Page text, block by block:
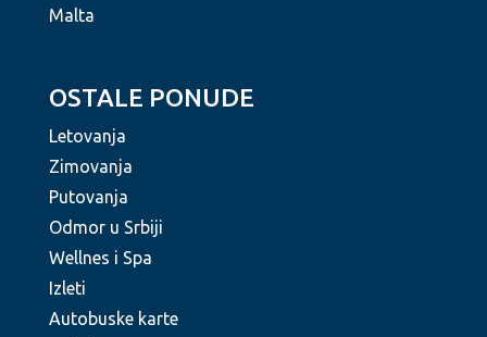
Malta
OSTALE PONUDE
Letovanja
Zimovanja
Putovanja
Odmor u Srbiji
Wellnes i Spa
Izleti
Autobuske karte